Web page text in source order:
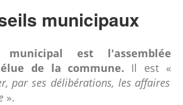
municipaux
est l'assemblée
de la commune. Il est «
par ses délibérations, les affaires
».